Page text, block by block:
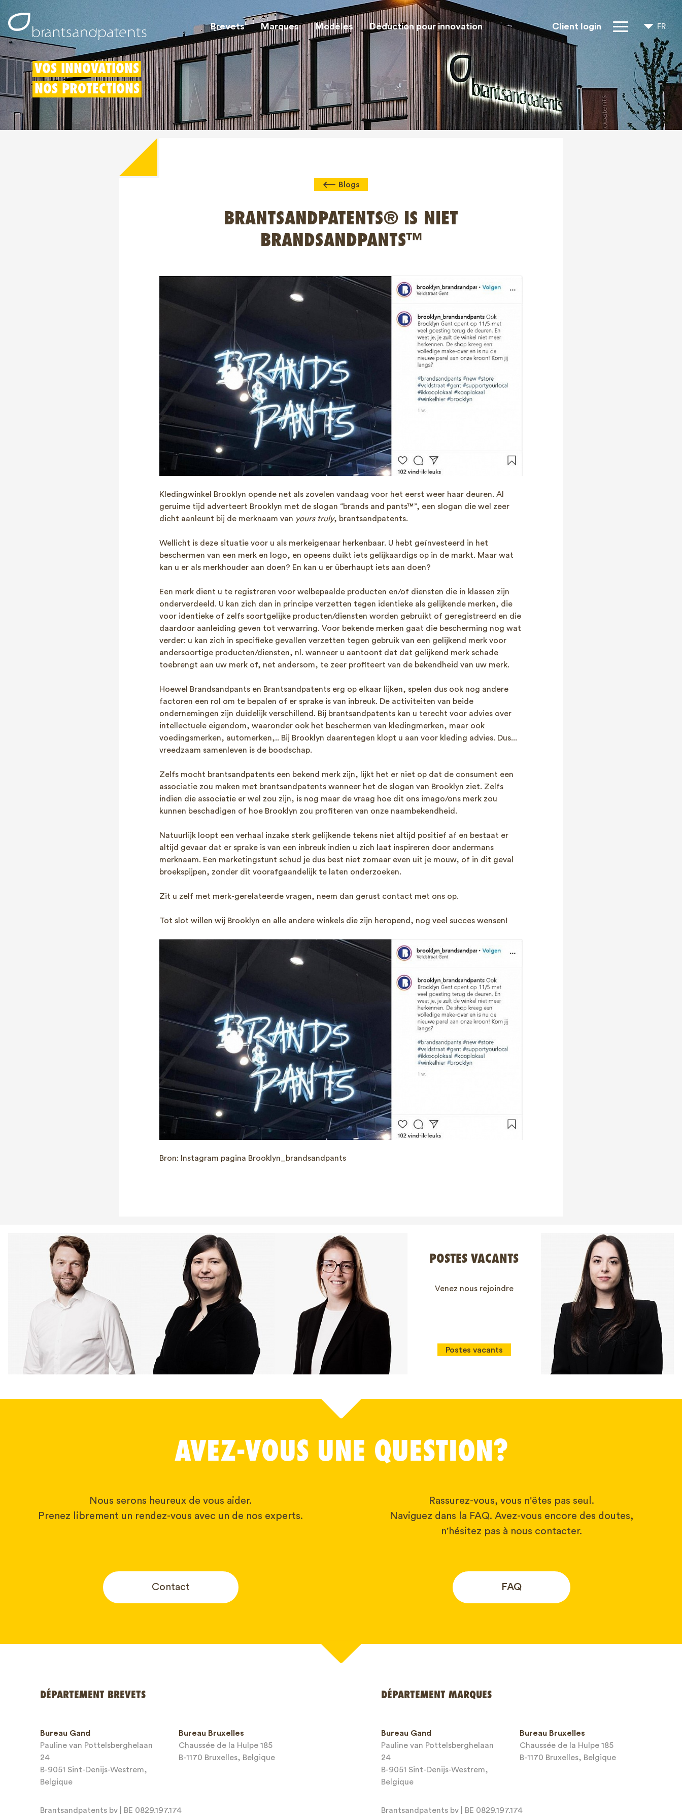
Brevets Marques Modèles Déduction pour innovation Client login
Droits IP
À propos de
nous
Blogs
FR
NL
EN
VOS INNOVATIONS
NOS PROTECTIONS
Blogs
BRANTSANDPATENTS® IS NIET
BRANDSANDPANTS™
Kledingwinkel Brooklyn opende net als zovelen vandaag voor het eerst weer haar deuren. Al
geruime tijd adverteert Brooklyn met de slogan “brands and pants™”, een slogan die wel zeer
dicht aanleunt bij de merknaam van yours truly, brantsandpatents.
Wellicht is deze situatie voor u als merkeigenaar herkenbaar. U hebt geïnvesteerd in het
beschermen van een merk en logo, en opeens duikt iets gelijkaardigs op in de markt. Maar wat
kan u er als merkhouder aan doen? En kan u er überhaupt iets aan doen?
Een merk dient u te registreren voor welbepaalde producten en/of diensten die in klassen zijn
onderverdeeld. U kan zich dan in principe verzetten tegen identieke als gelijkende merken, die
voor identieke of zelfs soortgelijke producten/diensten worden gebruikt of geregistreerd en die
daardoor aanleiding geven tot verwarring. Voor bekende merken gaat die bescherming nog wat
verder: u kan zich in specifieke gevallen verzetten tegen gebruik van een gelijkend merk voor
andersoortige producten/diensten, nl. wanneer u aantoont dat dat gelijkend merk schade
toebrengt aan uw merk of, net andersom, te zeer profiteert van de bekendheid van uw merk.
Hoewel Brandsandpants en Brantsandpatents erg op elkaar lijken, spelen dus ook nog andere
factoren een rol om te bepalen of er sprake is van inbreuk. De activiteiten van beide
ondernemingen zijn duidelijk verschillend. Bij brantsandpatents kan u terecht voor advies over
intellectuele eigendom, waaronder ook het beschermen van kledingmerken, maar ook
voedingsmerken, automerken,.. Bij Brooklyn daarentegen klopt u aan voor kleding advies. Dus...
vreedzaam samenleven is de boodschap.
Zelfs mocht brantsandpatents een bekend merk zijn, lijkt het er niet op dat de consument een
associatie zou maken met brantsandpatents wanneer het de slogan van Brooklyn ziet. Zelfs
indien die associatie er wel zou zijn, is nog maar de vraag hoe dit ons imago/ons merk zou
kunnen beschadigen of hoe Brooklyn zou profiteren van onze naambekendheid.
Natuurlijk loopt een verhaal inzake sterk gelijkende tekens niet altijd positief af en bestaat er
altijd gevaar dat er sprake is van een inbreuk indien u zich laat inspireren door andermans
merknaam. Een marketingstunt schud je dus best niet zomaar even uit je mouw, of in dit geval
broekspijpen, zonder dit voorafgaandelijk te laten onderzoeken.
Zit u zelf met merk-gerelateerde vragen, neem dan gerust contact met ons op.
Tot slot willen wij Brooklyn en alle andere winkels die zijn heropend, nog veel succes wensen!
Bron: Instagram pagina Brooklyn_brandsandpants
POSTES VACANTS
Venez nous rejoindre
Postes vacants
AVEZ-VOUS UNE QUESTION?
Nous serons heureux de vous aider.
Prenez librement un rendez-vous avec un de nos experts.
Contact
Rassurez-vous, vous n'êtes pas seul.
Naviguez dans la FAQ. Avez-vous encore des doutes,
n'hésitez pas à nous contacter.
FAQ
téléphone*
Adresse email*
DÉPARTEMENT BREVETS
Bureau Gand
Pauline van Pottelsberghelaan
24
B-9051 Sint-Denijs-Westrem,
Belgique
Bureau Bruxelles
Chaussée de la Hulpe 185
B-1170 Bruxelles, Belgique
Brantsandpatents bv | BE 0829.197.174
DÉPARTEMENT MARQUES
Bureau Gand
Pauline van Pottelsberghelaan
24
B-9051 Sint-Denijs-Westrem,
Belgique
Bureau Bruxelles
Chaussée de la Hulpe 185
B-1170 Bruxelles, Belgique
Brantsandpatents bv | BE 0829.197.174